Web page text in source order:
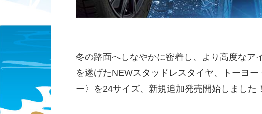
冬の路面へしなやかに密着し、より高度なア
を遂げたNEWスタッドレスタイヤ、トーヨ
ー〉を24サイズ、新規追加発売開始しました！